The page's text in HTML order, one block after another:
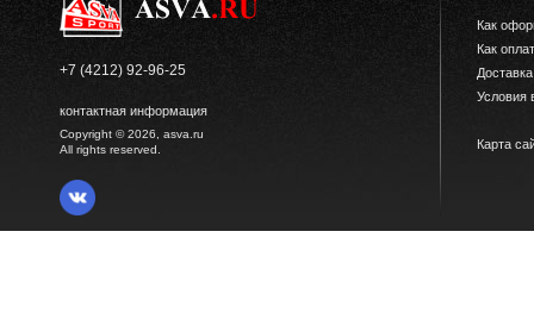
+7 (4212) 92-96-25
контактная информация
Copyright © 2026, asva.ru
All rights reserved.
Как
Как
Условия
Карта